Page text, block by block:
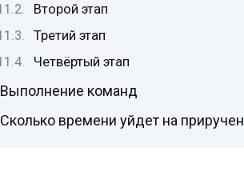
Второй этап
Третий этап
Четвёртый этап
Выполнение команд
Сколько времени уйдет на